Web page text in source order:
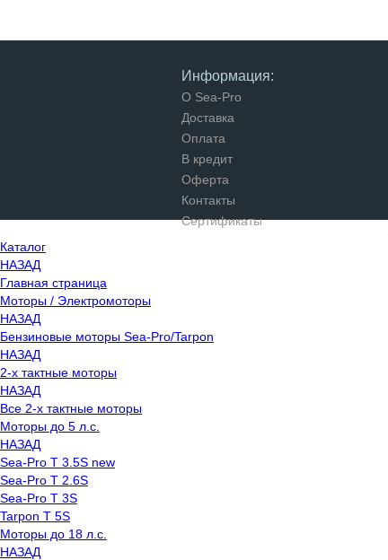
Информация:
О Sea-Pro
Доставка
Оплата
В кредит
Оферта
Контакты
Сертификаты
Каталог
НАЗАД
Главная страница
Моторы / Электромоторы
НАЗАД
Бензиновые моторы Sea-Pro/Tarpon
НАЗАД
2-х тактные моторы
НАЗАД
Все 2-х тактные моторы
Моторы до 5 л.с.
НАЗАД
Sea-Pro T 3.5S new
Sea-Pro T 2.6S
Sea-Pro T 3S
Tarpon T 5S
Моторы до 18 л.с.
НАЗАД